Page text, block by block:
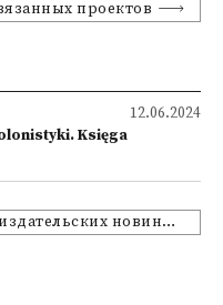
проектов
12.06.2024
Księga
Смотреть список связанных издательских новинок